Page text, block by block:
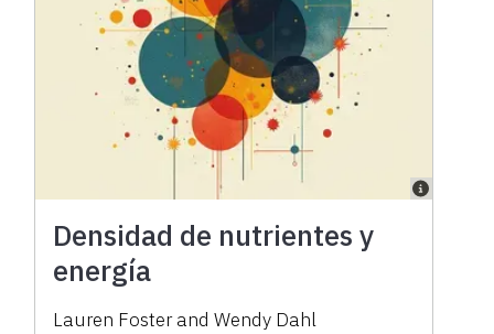
Densidad de nutrientes y
energía
Lauren Foster and Wendy Dahl